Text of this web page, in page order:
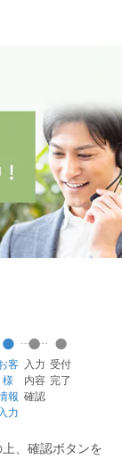
客
様
報
入力
入力
内容
確認
受付
完了
、 確認ボタンを